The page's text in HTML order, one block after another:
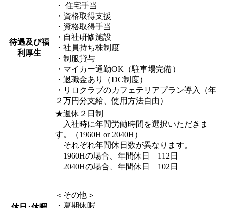
待遇及び福
利厚生
・ 住宅手当
・資格取得支援
・資格取得手当
・自社研修施設
・社員持ち株制度
・制服貸与
・マイカー通勤OK（駐車場完備）
・退職金あり（DC制度）
・リロクラブのカフェテリアプラン導入（年
２万円分支給、使用方法自由）
★週休２日制
入社時に年間労働時間を選択いただきま
す。（1960H or 2040H）
それぞれ年間休日数が異なります。
1960Hの場合、年間休日 112日
2040Hの場合、年間休日 102日
＜その他＞
・夏期休暇